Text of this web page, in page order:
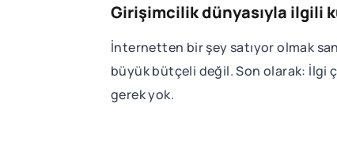
Girişimcilik dünyasıyla ilgili
İnternetten bir şey satıyor olmak
büyük bütçeli değil. Son olarak: İlgi
gerek yok.